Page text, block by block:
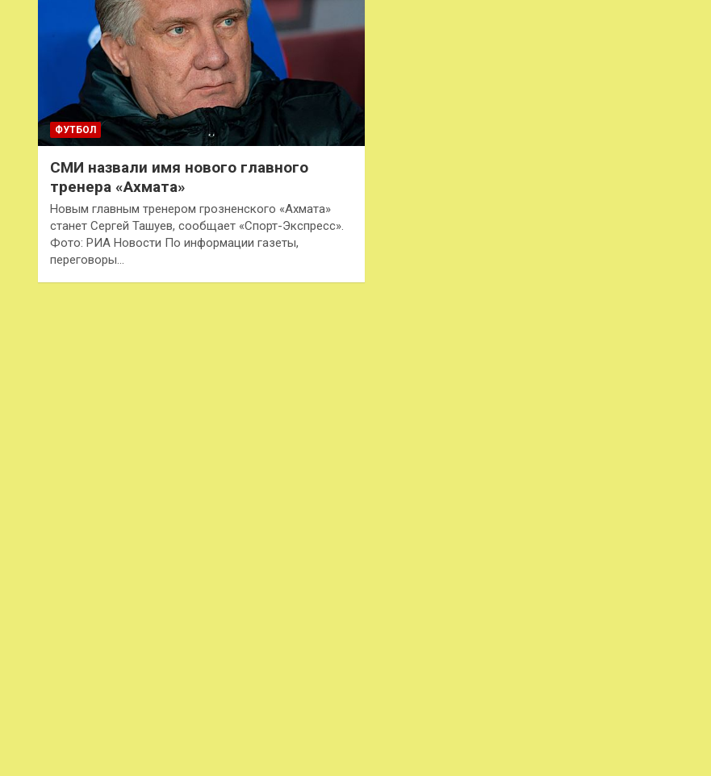
ФУТБОЛ
СМИ назвали имя нового главного
тренера «Ахмата»
Новым главным тренером грозненского «Ахмата»
станет Сергей Ташуев, сообщает «Спорт-Экспресс».
Фото: РИА Новости По информации газеты,
переговоры…